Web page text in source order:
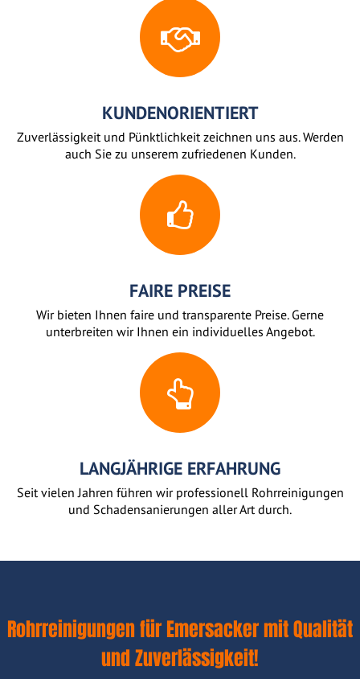
KUNDENORIENTIERT
Zuverlässigkeit und Pünktlichkeit zeichnen uns aus. Werden
auch Sie zu unserem zufriedenen Kunden.
FAIRE PREISE
Wir bieten Ihnen faire und transparente Preise. Gerne
unterbreiten wir Ihnen ein individuelles Angebot.
LANGJÄHRIGE ERFAHRUNG
Seit vielen Jahren führen wir professionell Rohrreinigungen
und Schadensanierungen aller Art durch.
Rohrreinigungen für Emersacker mit Qualität
und Zuverlässigkeit!